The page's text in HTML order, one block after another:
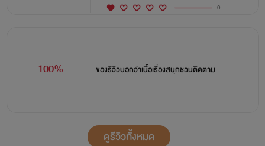
0
100% ของรีวิวบอกว่าเนื้อเรื่องสนุกชวนติดตาม
ดูรีวิวทั้งหมด